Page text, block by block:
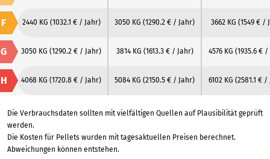
F 2440 KG (1032.1 € / Jahr) 3050 KG (1290.2 € / Jahr) 3662 KG (1549 € /
G 3050 KG (1290.2 € / Jahr) 3814 KG (1613.3 € / Jahr) 4576 KG (1935.6 € /
H 4068 KG (1720.8 € / Jahr) 5084 KG (2150.5 € / Jahr) 6102 KG (2581.1 € /
Die Verbrauchsdaten sollten mit vielfältigen Quellen auf Plausibilität geprüft
werden.
Die Kosten für Pellets wurden mit tagesaktuellen Preisen berechnet.
Abweichungen können entstehen.